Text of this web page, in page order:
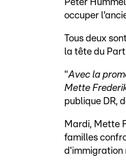
Peter
occuper
Tous deux
la tête du
"Avec la
Mette
publique DR,
Mardi, Mette
familles
d'immigration